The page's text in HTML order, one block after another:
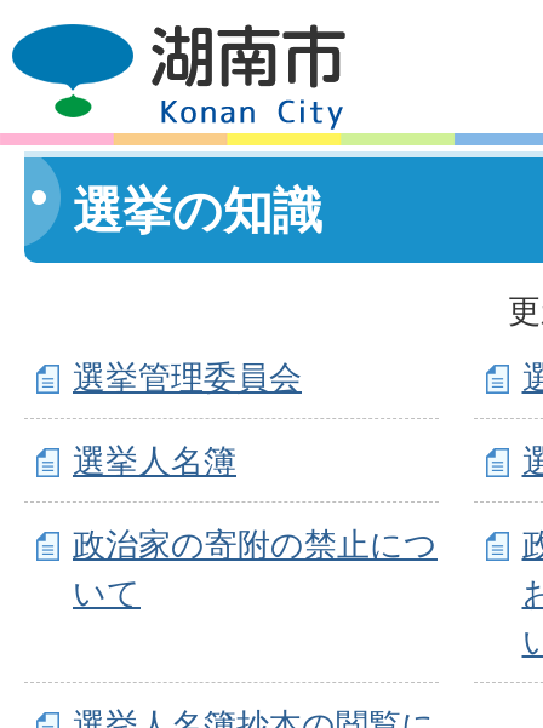
選挙の知識
選挙管理委員会
選挙人名簿
政治家の寄附の禁止につ
いて